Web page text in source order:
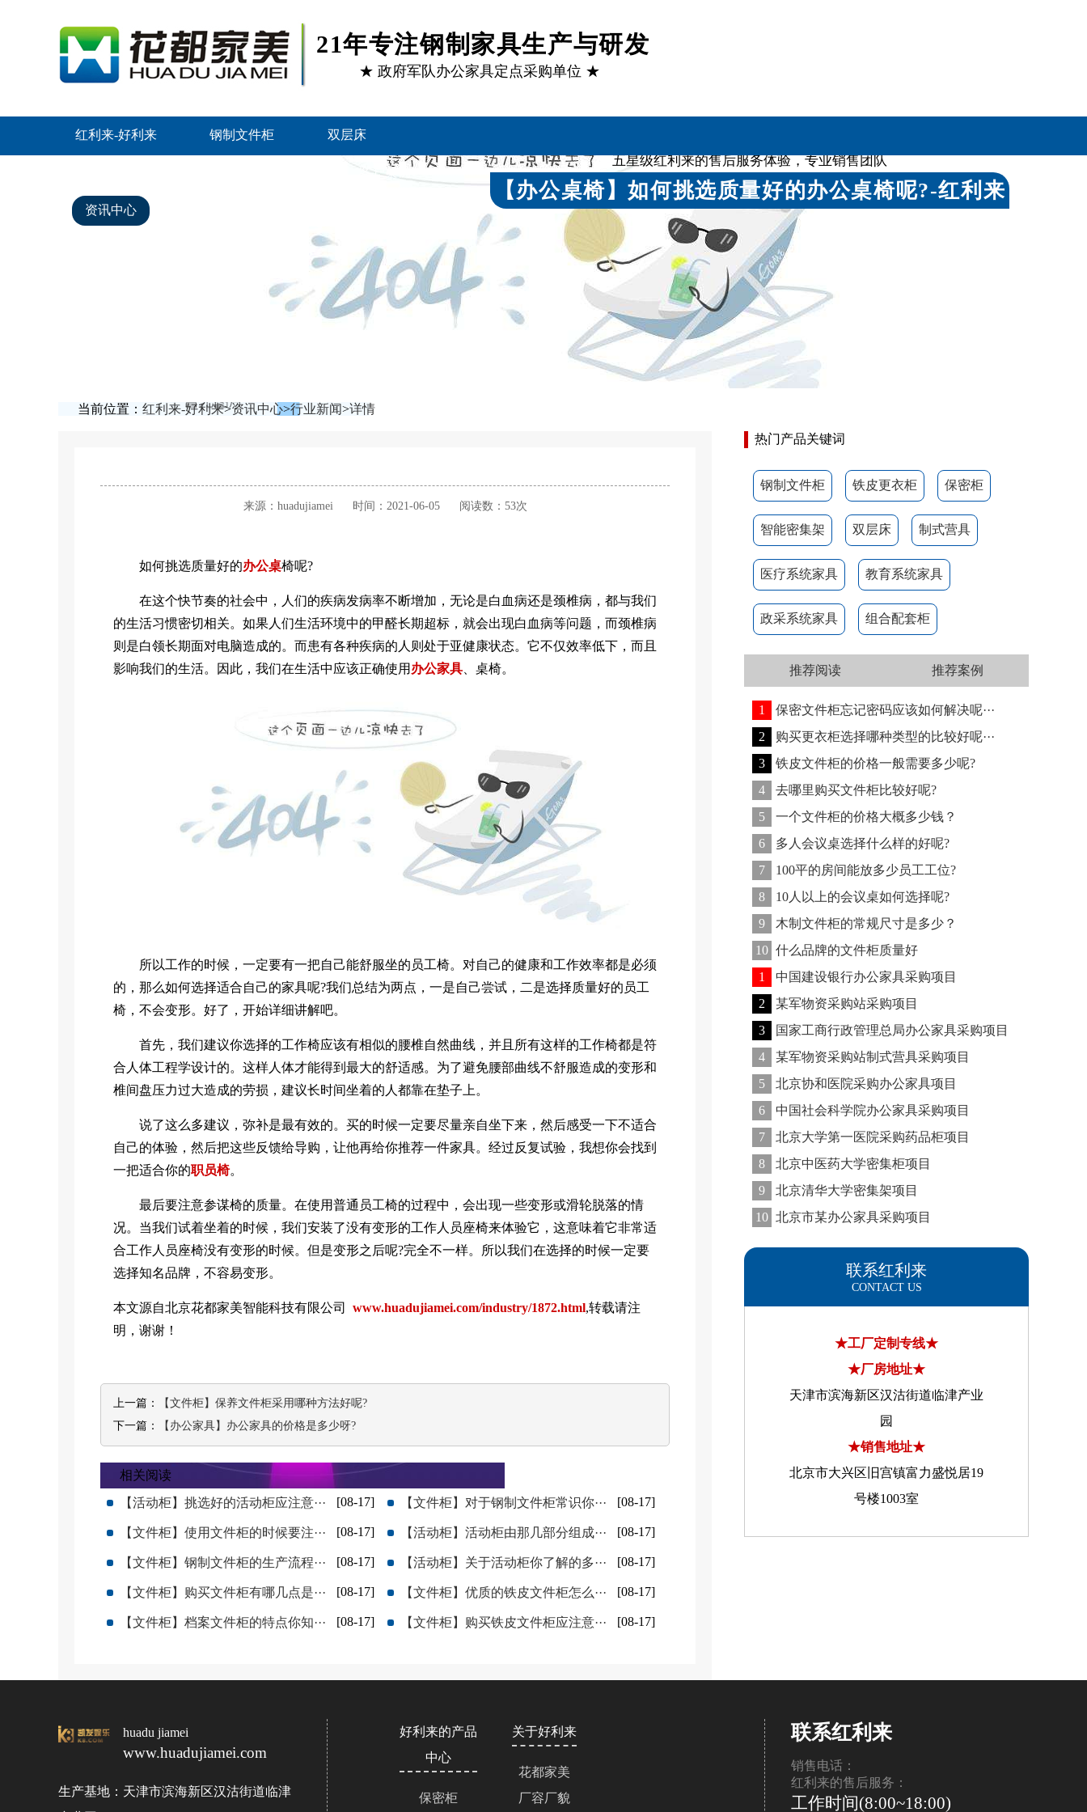
21年专注钢制家具生产与研发
★ 政府军队办公家具定点采购单位 ★
五星级红利来的售后服务体验，专业销售团队
【办公桌椅】如何挑选质量好的办公桌椅呢?-红利来
红利来-好利来 钢制文件柜 双层床
客户案例
资讯中心
当前位置： 红利来-好利来>资讯中心>行业新闻>详情
热门产品关键词
钢制文件柜 铁皮更衣柜 保密柜
智能密集架 双层床 制式营具
医疗系统家具 教育系统家具
政采系统家具 组合配套柜
推荐阅读 推荐案例
1
保密文件柜忘记密码应该如何解决呢···
2
购买更衣柜选择哪种类型的比较好呢···
3
铁皮文件柜的价格一般需要多少呢?
4
去哪里购买文件柜比较好呢?
5
一个文件柜的价格大概多少钱？
6
多人会议桌选择什么样的好呢?
7
100平的房间能放多少员工工位?
8
10人以上的会议桌如何选择呢?
9
木制文件柜的常规尺寸是多少？
10 什么品牌的文件柜质量好
1
中国建设银行办公家具采购项目
2
某军物资采购站采购项目
3
国家工商行政管理总局办公家具采购项目
4
某军物资采购站制式营具采购项目
5
北京协和医院采购办公家具项目
6
中国社会科学院办公家具采购项目
7
北京大学第一医院采购药品柜项目
8
北京中医药大学密集柜项目
9
北京清华大学密集架项目
10 北京市某办公家具采购项目
联系红利来
CONTACT US
★工厂定制专线★
★厂房地址★
天津市滨海新区汉沽街道临津产业
园
★销售地址★
北京市大兴区旧宫镇富力盛悦居19
号楼1003室
来源：huadujiamei 时间：2021-06-05 阅读数：53次
如何挑选质量好的办公桌椅呢?
在这个快节奏的社会中，人们的疾病发病率不断增加，无论是白血病还是颈椎病，都与我们
的生活习惯密切相关。如果人们生活环境中的甲醛长期超标，就会出现白血病等问题，而颈椎病
则是白领长期面对电脑造成的。而患有各种疾病的人则处于亚健康状态。它不仅效率低下，而且
影响我们的生活。因此，我们在生活中应该正确使用 办公家具 、桌椅。
所以工作的时候，一定要有一把自己能舒服坐的员工椅。对自己的健康和工作效率都是必须
的，那么如何选择适合自己的家具呢?我们总结为两点，一是自己尝试，二是选择质量好的员工
椅，不会变形。好了，开始详细讲解吧。
首先，我们建议你选择的工作椅应该有相似的腰椎自然曲线，并且所有这样的工作椅都是符
合人体工程学设计的。这样人体才能得到最大的舒适感。为了避免腰部曲线不舒服造成的变形和
椎间盘压力过大造成的劳损，建议长时间坐着的人都靠在垫子上。
说了这么多建议，弥补是最有效的。买的时候一定要尽量亲自坐下来，然后感受一下不适合
自己的体验，然后把这些反馈给导购，让他再给你推荐一件家具。经过反复试验，我想你会找到
一把适合你的职员椅。
最后要注意参谋椅的质量。在使用普通员工椅的过程中，会出现一些变形或滑轮脱落的情
况。当我们试着坐着的时候，我们安装了没有变形的工作人员座椅来体验它，这意味着它非常适
合工作人员座椅没有变形的时候。但是变形之后呢?完全不一样。所以我们在选择的时候一定要
选择知名品牌，不容易变形。
本文源自北京花都家美智能科技有限公司 www.huadujiamei.com/industry/1872.html,转载请注
明，谢谢！
上一篇：
【文件柜】保养文件柜采用哪种方法好呢?
下一篇：
【办公家具】办公家具的价格是多少呀?
相关阅读
【活动柜】挑选好的活动柜应注意···
[08-17] 【文件柜】对于钢制文件柜常识你··· [08-17]
【文件柜】使用文件柜的时候要注··· [08-17] 【活动柜】活动柜由那几部分组成··· [08-17]
【文件柜】钢制文件柜的生产流程··· [08-17] 【活动柜】关于活动柜你了解的多··· [08-17]
【文件柜】购买文件柜有哪几点是··· [08-17] 【文件柜】优质的铁皮文件柜怎么··· [08-17]
【文件柜】档案文件柜的特点你知··· [08-17] 【文件柜】购买铁皮文件柜应注意··· [08-17]
huadu jiamei
www.huadujiamei.com
生产基地：天津市滨海新区汉沽街道临津
好利来的产品
中心
保密柜
关于好利来
花都家美
厂容厂貌
联系红利来
销售电话：
红利来的售后服务：
工作时间(8:00~18:00)